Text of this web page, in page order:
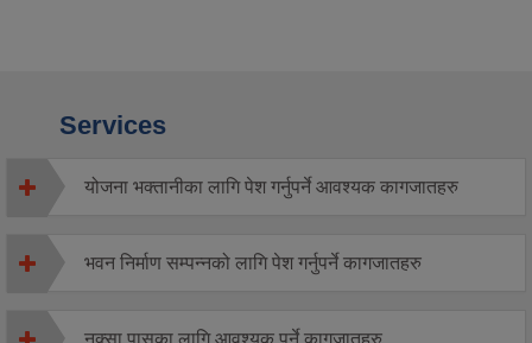
Services
योजना भक्तानीका लागि पेश गर्नुपर्ने आवश्यक कागजातहरु
भवन निर्माण सम्पन्नको लागि पेश गर्नुपर्ने कागजातहरु